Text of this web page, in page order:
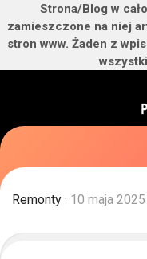
Strona/Blog w
zamieszczone na niej
stron www. Żaden z
Remonty · 10 maja 2025